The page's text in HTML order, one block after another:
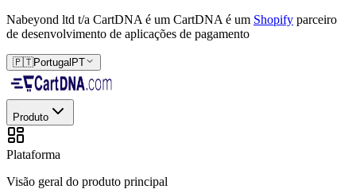
Nabeyond ltd t/a CartDNA é um CartDNA é um Shopify parceiro
de desenvolvimento de aplicações de pagamento
🇵🇹Portugal PT
Produto
Plataforma
Visão geral do produto principal